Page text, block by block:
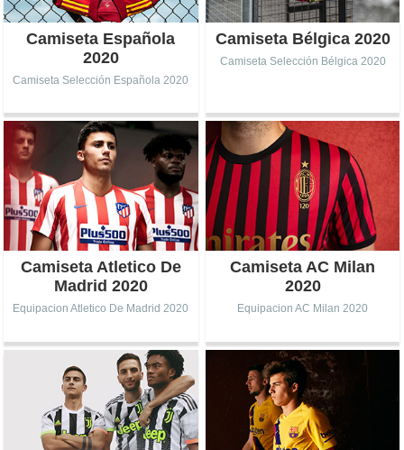
Camiseta Española
2020
Camiseta Selección Española 2020
Camiseta Bélgica 2020
Camiseta Selección Bélgica 2020
Camiseta Atletico De
Madrid 2020
Equipacion Atletico De Madrid 2020
Camiseta AC Milan
2020
Equipacion AC Milan 2020